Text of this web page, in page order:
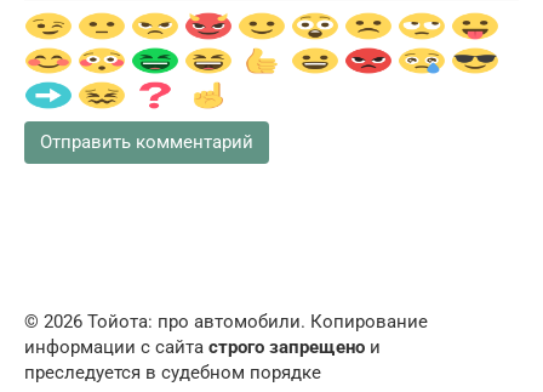
© 2026 Тойота: про автомобили. Копирование
информации с сайта строго запрещено и
преследуется в судебном порядке